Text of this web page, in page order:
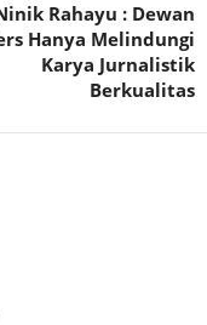
Rahayu : Dewan
Hanya Melindungi
Karya Jurnalistik
Berkualitas